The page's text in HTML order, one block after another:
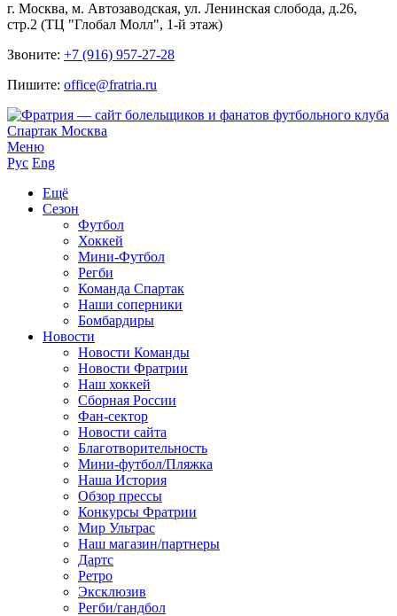
г. Москва, м. Автозаводская, ул. Ленинская слобода, д.26,
стр.2 (ТЦ "Глобал Молл", 1-й этаж)
Звоните: +7 (916) 957-27-28
Пишите: office@fratria.ru
Меню
Рус Eng
Ещё
Сезон
Футбол
Хоккей
Мини-Футбол
Регби
Команда Спартак
Наши соперники
Бомбардиры
Новости
Новости Команды
Новости Фратрии
Наш хоккей
Сборная России
Фан-cектор
Новости сайта
Благотворительность
Мини-футбол/Пляжка
Наша История
Обзор прессы
Конкурсы Фратрии
Мир Ультрас
Наш магазин/партнеры
Дартс
Ретро
Эксклюзив
Регби/гандбол